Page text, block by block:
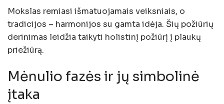
Mokslas remiasi išmatuojamais veiksniais, o
tradicijos – harmonijos su gamta idėja. Šių požiūrių
derinimas leidžia taikyti holistinį požiūrį į plaukų
priežiūrą.
Mėnulio fazės ir jų simbolinė
įtaka